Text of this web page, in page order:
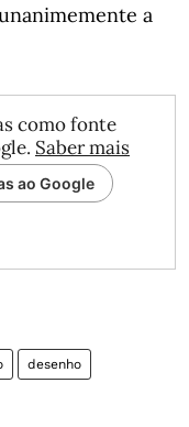
a
como fonte
Saber mais
ao Google
desenho